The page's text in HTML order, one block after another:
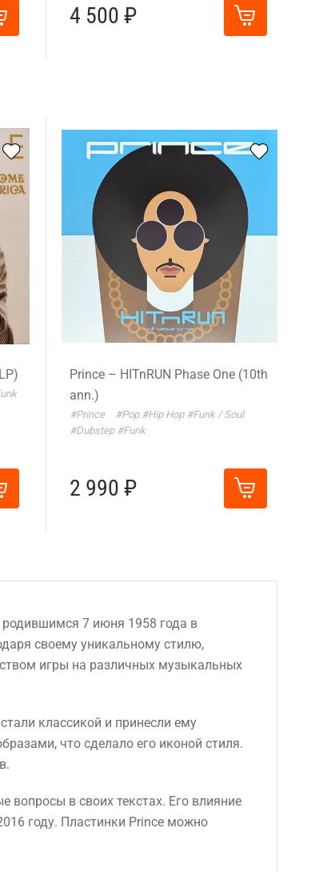
4 500 ₽
Prince – HITnRUN Phase One (10th
ann.)
#Prince #Pop #Hip Hop #Funk / Soul
#Dubstep #Funk
2 990 ₽
7 июня 1958 года в
своему уникальному стилю,
игры на различных музыкальных
классикой и принесли ему
что сделало его иконой стиля.
в своих текстах. Его влияние
году. Пластинки Prince можно